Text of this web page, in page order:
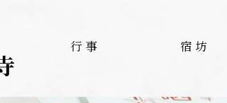
行事 宿坊